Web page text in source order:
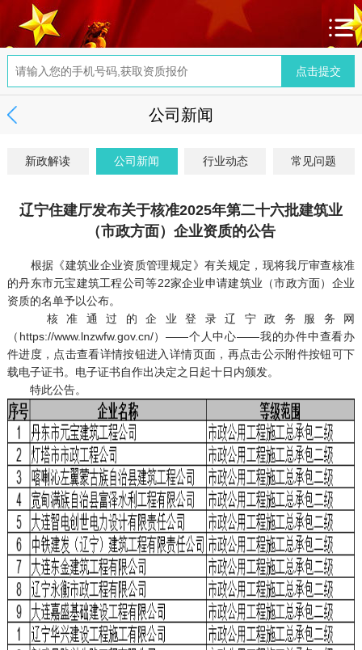
公司新闻
新政解读 公司新闻 行业动态 常见问题
辽宁住建厅发布关于核准2025年第二十六批建筑业
（市政方面）企业资质的公告
根据《建筑业企业资质管理规定》有关规定，现将我厅审查核准
的丹东市元宝建筑工程公司等22家企业申请建筑业（市政方面）企业
资质的名单予以公布。
核准通过的企业登录辽宁政务服务网
（https://www.lnzwfw.gov.cn/）——个人中心——我的办件中查看办
件进度，点击查看详情按钮进入详情页面，再点击公示附件按钮可下
载电子证书。电子证书自作出决定之日起十日内颁发。
特此公告。